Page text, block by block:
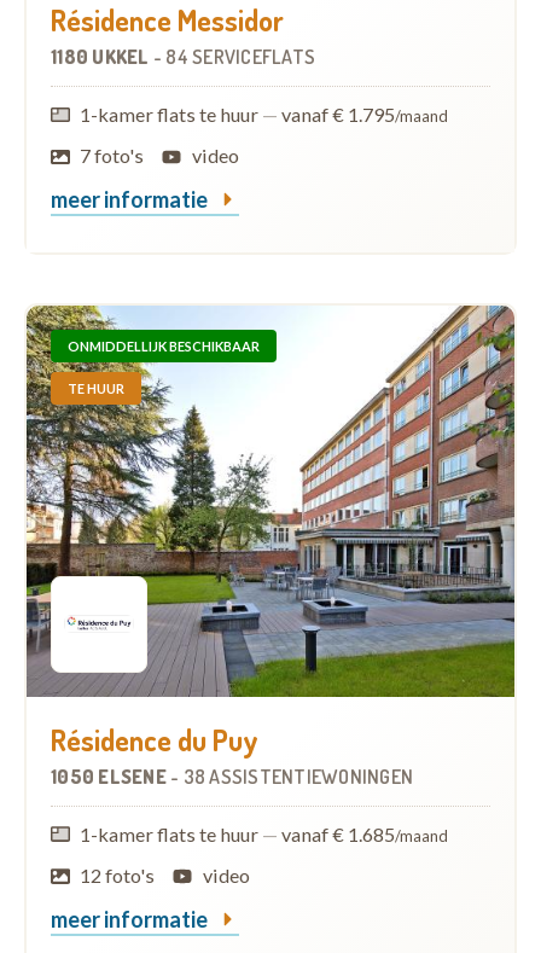
Résidence Messidor
1180 UKKEL - 84 SERVICEFLATS
1-kamer flats te huur — vanaf € 1.795/maand
7 foto's video
meer informatie
ONMIDDELLIJK BESCHIKBAAR
TE HUUR
Résidence du Puy
1050 ELSENE - 38 ASSISTENTIEWONINGEN
1-kamer flats te huur — vanaf € 1.685/maand
12 foto's video
meer informatie